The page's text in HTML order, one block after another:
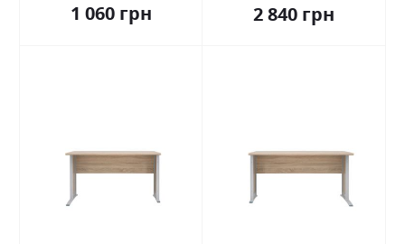
1 060 грн 2 840 грн